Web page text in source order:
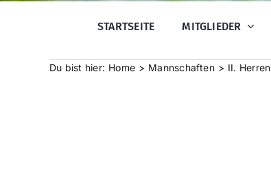
STARTSEITE MITGLIEDER
Du bist hier: Home Mannschaften II. Herren